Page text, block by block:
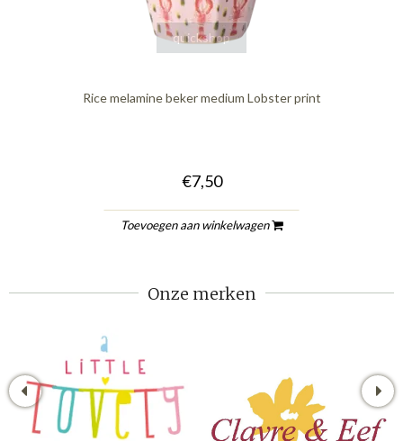
quickshop
Rice melamine beker medium Lobster print
€7,50
Toevoegen aan winkelwagen
Onze merken